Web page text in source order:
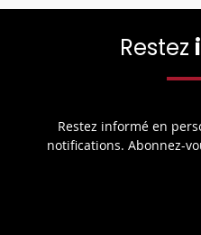
Restez
Restez informé en
notifications. Abonnez-